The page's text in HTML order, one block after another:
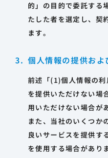
的」の目的で委託する
たした者を選定し、契
ます。
個人情報の提供およ
前述「(1)個人情報の
を提供いただけない場
用いただけない場合が
また、当社のいくつか
良いサービスを提供
を使用する場合があ